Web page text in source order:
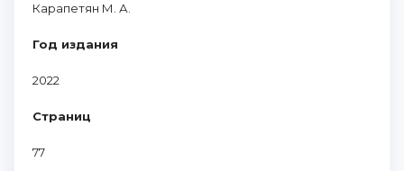
Карапетян М. А.
Год издания
2022
Страниц
77